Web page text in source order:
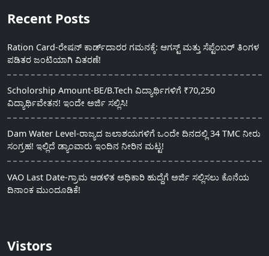
Recent Posts
Ration Card-ರೇಷನ್ ಕಾರ್ಡ್‍ದಾರರ ಗಮನಕ್ಕೆ: ಆಗಸ್ಟ್ ಮತ್ತು ಸೆಪ್ಟೆಂಬರ್ ತಿಂಗಳ
ಪಡಿತರ ಜಂಟಿಯಾಗಿ ವಿತರಣೆ!
Scholorship Amount-BE/B.Tech ವಿದ್ಯಾರ್ಥಿಗಳಿಗೆ ₹70,250
ವಿದ್ಯಾರ್ಥಿವೇತನ! ಇಂದೇ ಅರ್ಜಿ ಸಲ್ಲಿಸಿ!
Dam Water Level-ರಾಜ್ಯದ ಜಲಾಶಯಗಳಿಗೆ ಒಂದೇ ದಿನದಲ್ಲಿ 34 TMC ನೀರು
ಸಂಗ್ರಹ! ಇಲ್ಲಿದೆ ಡ್ಯಾಂವಾರು ಇಂದಿನ ನೀರಿನ ಮಟ್ಟ!
VAO Last Date-ಗ್ರಾಮ ಆಡಳಿತ ಅಧಿಕಾರಿ ಹುದ್ದೆಗೆ ಅರ್ಜಿ ಸಲ್ಲಿಸಲು ಕೊನೆಯ
ದಿನಾಂಕ ಮುಂದೂಡಿಕೆ!
Vistors